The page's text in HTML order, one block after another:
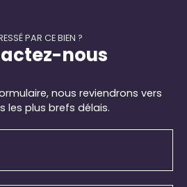
PAR CE BIEN ?
nous
nous reviendrons vers
les plus brefs délais.